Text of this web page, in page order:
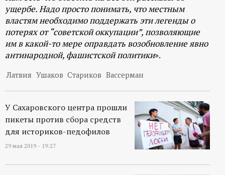
ущербе. Надо просто понимать, что местным
властям необходимо поддержать эти легенды о
потерях от “советской оккупации”, позволяющие
им в какой-то мере оправдать возобновление явно
антинародной, фашистской политики».
Латвия Ушаков Стариков Вассерман
У Сахаровского центра прошли
пикеты против сбора средств
для историков-педофилов
29 мая 2019 - 19:27